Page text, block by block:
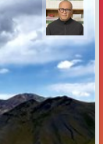
مازیار ذاکری